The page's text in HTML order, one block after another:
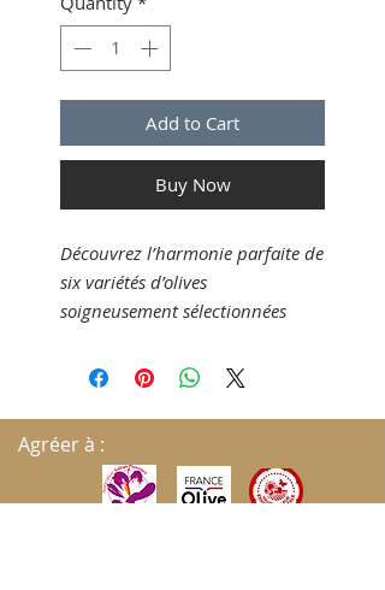
Add to Cart
Buy Now
Découvrez l’harmonie parfaite de
six variétés d’olives
soigneusement sélectionnées
d’exception. Cultivées sur notre
oliviers centenaires et son terroir
unique, ces olives offrent une
palette aromatique riche et
Agréer à :